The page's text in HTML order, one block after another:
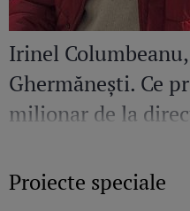
Irinel
Ghermănești. Ce
milionar de la
Proiecte speciale